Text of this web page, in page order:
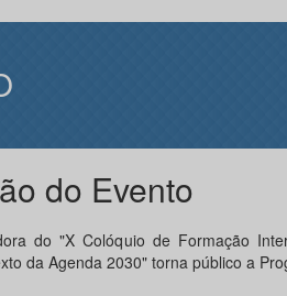
do Evento
do "X Colóquio de Formação
da Agenda 2030" torna público a